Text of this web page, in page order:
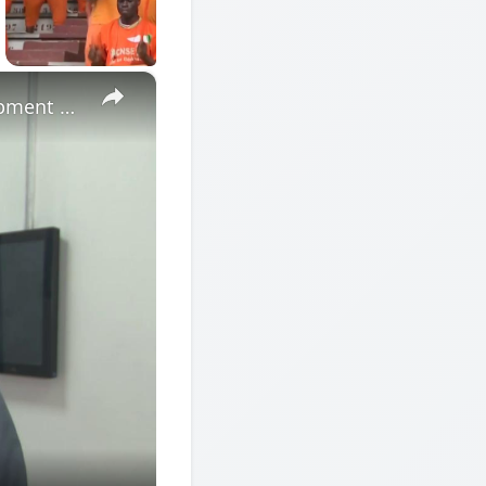
×
Cote d'Ivoire: African Economic Conference focuses on development opportunities in multipolar world.